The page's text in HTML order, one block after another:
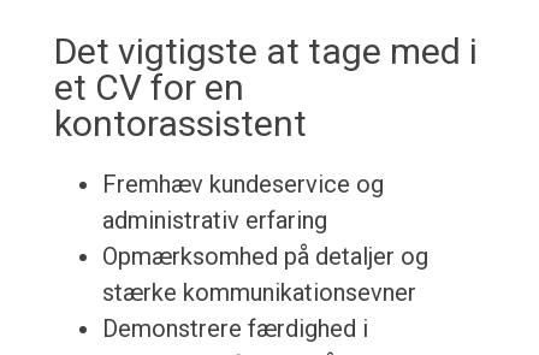
Det vigtigste at tage med i
et CV for en
kontorassistent
Fremhæv kundeservice og
administrativ erfaring
Opmærksomhed på detaljer og
stærke kommunikationsevner
Demonstrere færdighed i